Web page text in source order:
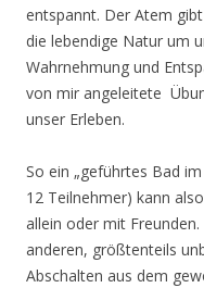
entspannt. Der Atem
die lebendige Natur um
Wahrnehmung und
von mir angeleitete
unser Erleben.
So ein „geführtes Bad
12 Teilnehmer) kann
allein oder mit
anderen, größtenteils
Abschalten aus dem